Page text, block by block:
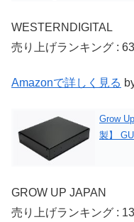
WESTERNDIGITAL
売り上げランキング : 63
Amazonで詳しく見る
Grow
製】
GROW UP JAPAN
売り上げランキング :